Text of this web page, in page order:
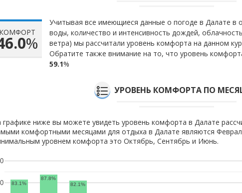
КОМФОРТ
%
Учитывая все имеющиеся данные о погоде в Далате в
воды, количество и интенсивность дождей,
ветра) мы рассчитали уровень комфорта на данном
Обратите также внимание на то, что уровень
59.1%
УРОВЕНЬ КОМФОРТА ПО
графике ниже вы можете увидеть уровень комфорта в Далате
комфортными месяцами для отдыха в Далате являются
уровнем комфорта это Октябрь, Сентябрь и Июнь.
83.1%
87.8%
82.1%